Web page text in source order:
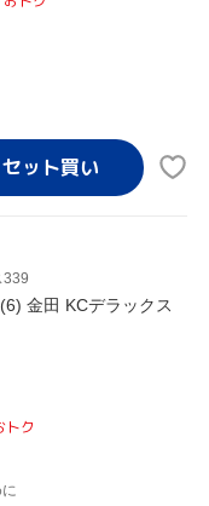
339
金田 KCデラックス
トク